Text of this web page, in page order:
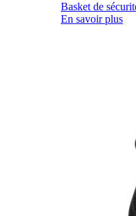
Basket de
En savoir plus